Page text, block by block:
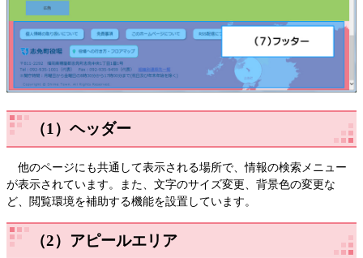
（1）ヘッダー
他のページにも共通して表示される場所で、情報の検索メニュー
が表示されています。また、文字のサイズ変更、背景色の変更な
ど、閲覧環境を補助する機能を設置しています。
（2）アピールエリア